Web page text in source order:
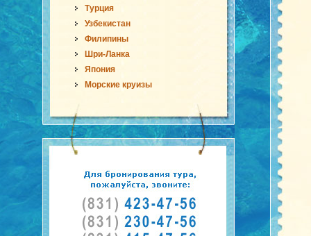
Турция
Узбекистан
Филипины
Шри-Ланка
Япония
Морские круизы